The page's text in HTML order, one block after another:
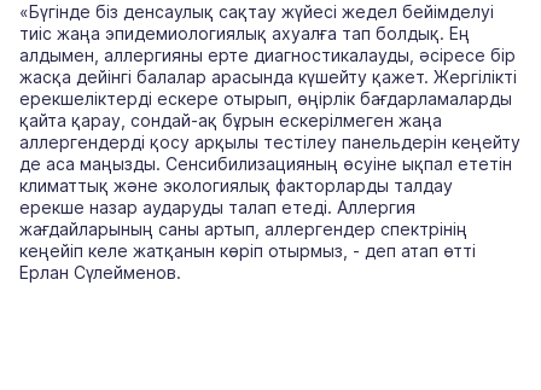
«Бүгінде біз денсаулық сақтау жүйесі жедел бейімделуі
тиіс жаңа эпидемиологиялық ахуалға тап болдық. Ең
алдымен, аллергияны ерте диагностикалауды, әсіресе бір
жасқа дейінгі балалар арасында күшейту қажет. Жергілікті
ерекшеліктерді ескере отырып, өңірлік бағдарламаларды
қайта қарау, сондай-ақ бұрын ескерілмеген жаңа
аллергендерді қосу арқылы тестілеу панельдерін кеңейту
де аса маңызды. Сенсибилизацияның өсуіне ықпал ететін
климаттық және экологиялық факторларды талдау
ерекше назар аударуды талап етеді. Аллергия
жағдайларының саны артып, аллергендер спектрінің
кеңейіп келе жатқанын көріп отырмыз, - деп атап өтті
Ерлан Сүлейменов.